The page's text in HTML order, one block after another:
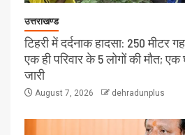
उत्तराखण्ड
टिहरी में दर्दनाक हादसा: 250 मीटर
एक ही परिवार के 5 लोगों की मौत;
जारी
August 7, 2026 dehradunplus